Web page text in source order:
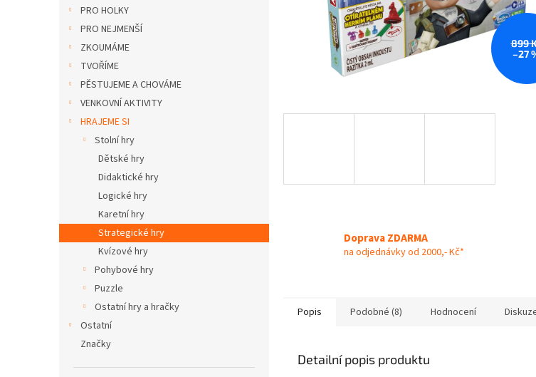
PRO HOLKY
PRO NEJMENŠÍ
ZKOUMÁME
TVOŘÍME
PĚSTUJEME A CHOVÁME
VENKOVNÍ AKTIVITY
HRAJEME SI
Stolní hry
Dětské hry
Didaktické hry
Logické hry
Karetní hry
Strategické hry
Kvízové hry
Pohybové hry
Puzzle
Ostatní hry a hračky
Ostatní
Značky
899
–27
Doprava ZDARMA
na odjednávky od 2000,- Kč*
Popis Podobné (8) Hodnocení
Detailní popis produktu